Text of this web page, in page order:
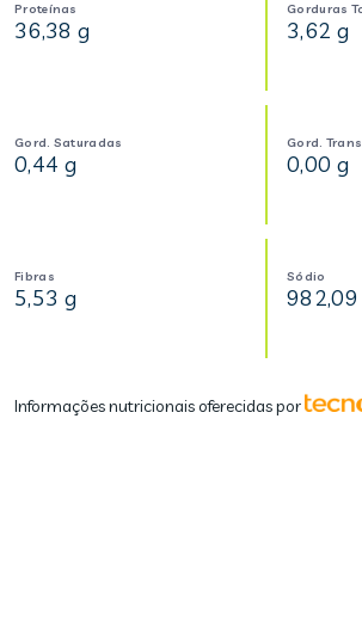
Proteínas
36,38 g
Gorduras
3,62 g
Gord. Saturadas
0,44 g
Gord. Trans
0,00 g
Fibras
5,53 g
Sódio
982,09
Informações nutricionais oferecidas por